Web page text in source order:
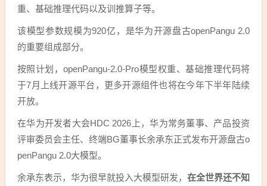
重、基础推理代码以及训推算子等。
该模型参数规模为920亿，是华为开源盘古openPangu 2.0
的重要组成部分。
按照计划，openPangu-2.0-Pro模型权重、基础推理代码将
于7月上线开源平台，更多开源组件也将在今年下半年陆续
开放。
在华为开发者大会HDC 2026上，华为常务董事、产品投资
评审委员会主任、终端BG董事长余承东正式发布开源盘古o
penPangu 2.0大模型。
余承东表示，华为很早就投入大模型研发， 在全世界还不知